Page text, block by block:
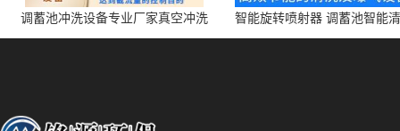
调蓄池冲洗设备专业厂家真空冲洗
装置厂家青岛铭源环保减少堵塞设
智能旋转喷射器 调蓄池智能
点对点面对面旋转清洗